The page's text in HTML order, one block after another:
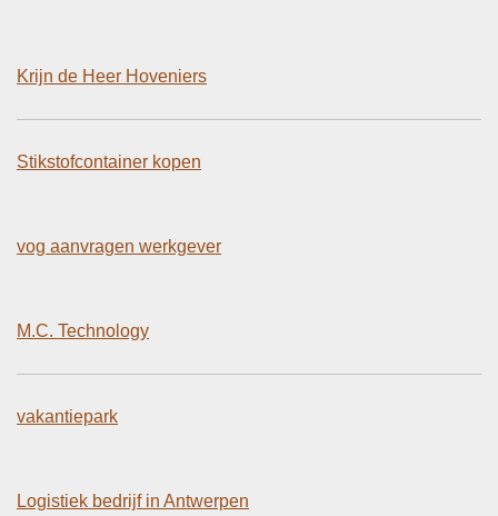
Krijn de Heer Hoveniers
Stikstofcontainer kopen
vog aanvragen werkgever
M.C. Technology
vakantiepark
Logistiek bedrijf in Antwerpen